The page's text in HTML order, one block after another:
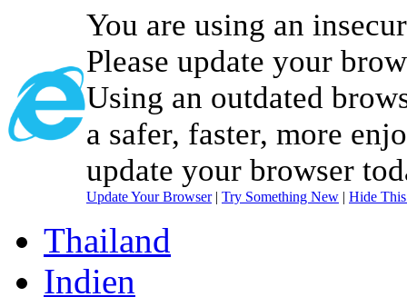
You are using an
Please update your
Using an outdated
a safer, faster, more
update your browser
Update Your Browser| Try Something New | Hide
Thailand
Indien